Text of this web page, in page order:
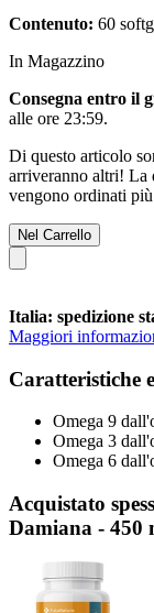
Contenuto: 60
In Magazzino
Consegna entro il
alle ore 23:59.
Di questo articolo
arriveranno altri! La
vengono ordinati
Nel Carrello
Italia: spedizione
Maggiori
Caratteristiche
Omega 9
Omega 3
Omega 6
Acquistato
Damiana - 450